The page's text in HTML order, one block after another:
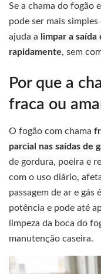
Se a chama do fogão
pode ser mais
ajuda a
limpar a
rapidamente, sem
Por que a
fraca ou
O fogão com chama
parcial nas saídas de
de gordura, poeira e
com o uso diário,
passagem de ar e
potência e pode até
limpeza da boca do
manutenção caseira.